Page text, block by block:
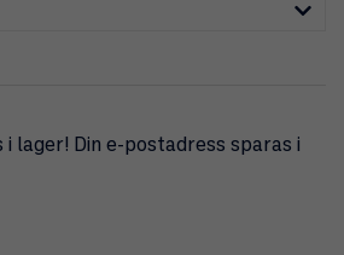
lager! Din e-postadress sparas i